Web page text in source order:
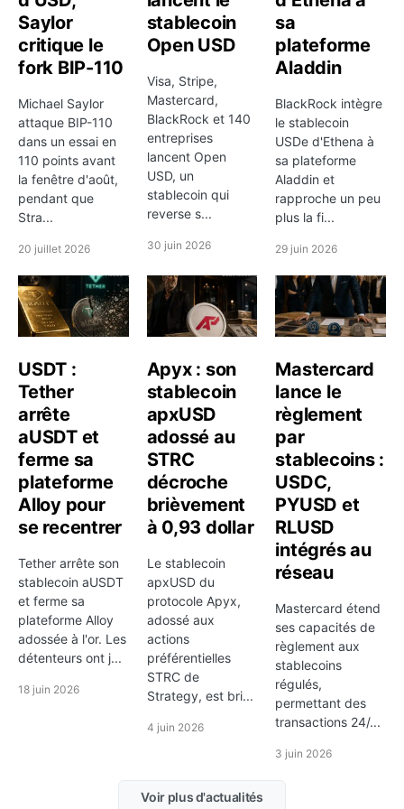
autres classes d'actifs, cette donnée a de la valeur
seulement lorsqu'elle est replacée dans une
trajectoire plus large. C'est d'autant plus vrai sur le
forex, où le bruit de court terme peut être élevé,
notamment autour des annonces de banques
centrales, des statistiques d'emploi, d'inflation ou des
chiffres de croissance.
La paire évolue également de +1,33% sur cinq jours,
-0,30% sur un mois, +1,42% sur trois mois, +0,97%
sur six mois, -0,12% depuis le début de l'année et
-0,06% sur un an. Cette lecture multi-horizons aide à
savoir si la paire est dans une tendance macro
installée, dans une simple phase de correction ou
La plage des 52 dernières semaines, entre $1.26 et
$1.31, apporte un repère complémentaire. Elle permet
de mesurer l'amplitude historique récente de la paire
et de savoir si le niveau actuel se situe dans une zone
déjà extrême ou au contraire dans une zone médiane
encore compatible avec plusieurs scénarios.
Quels facteurs macro influencent le cours
de Dollar américain / Dollar de Singapour ?
Les taux directeurs sont l'un des moteurs les plus
importants du forex. Lorsqu'une banque centrale
paraît plus restrictive qu'une autre, sa devise a
souvent tendance à se renforcer. A cela s'ajoutent
l'inflation, la croissance, les données d'emploi, les
attentes de politique monétaire et parfois les écarts
de rendement obligataire. Le forex est ainsi un
Saylor
critique le
fork BIP-110
Michael Saylor
attaque BIP-110
dans un essai en
110 points avant
la fenêtre d'août,
pendant que
Stra...
20 juillet 2026
stablecoin
Open USD
Visa, Stripe,
Mastercard,
BlackRock et 140
entreprises
lancent Open
USD, un
stablecoin qui
reverse s...
30 juin 2026
sa
plateforme
Aladdin
BlackRock intègre
le stablecoin
USDe d'Ethena à
sa plateforme
Aladdin et
rapproche un peu
plus la fi...
29 juin 2026
USDT :
Tether
arrête
aUSDT et
ferme sa
plateforme
Alloy pour
se recentrer
Tether arrête son
stablecoin aUSDT
et ferme sa
plateforme Alloy
adossée à l'or. Les
détenteurs ont j...
18 juin 2026
Apyx : son
stablecoin
apxUSD
adossé au
STRC
décroche
brièvement
à 0,93 dollar
Le stablecoin
apxUSD du
protocole Apyx,
adossé aux
actions
préférentielles
STRC de
Strategy, est bri...
4 juin 2026
Mastercard
lance le
règlement
par
stablecoins :
USDC,
PYUSD et
RLUSD
intégrés au
réseau
Mastercard étend
ses capacités de
règlement aux
stablecoins
régulés,
permettant des
transactions 24/...
3 juin 2026
Voir plus d'actualités